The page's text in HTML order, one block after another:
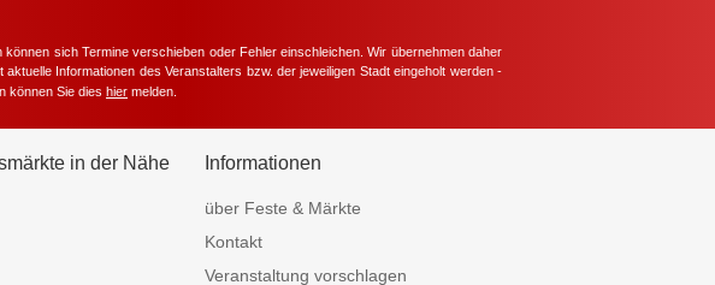
sich Termine verschieben oder Fehler einschleichen. Wir übernehmen daher
Informationen des Veranstalters bzw. der jeweiligen Stadt eingeholt werden -
können Sie dies hier melden.
in der Nähe Informationen
über Feste & Märkte
Kontakt
Veranstaltung vorschlagen